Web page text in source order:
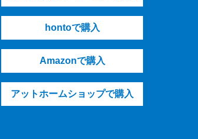
hontoで購入
Amazonで購入
アットホームショップで購入